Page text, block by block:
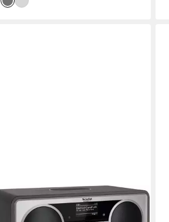
TECHNISAT
DIGITRADIO 602 Internet-Radio